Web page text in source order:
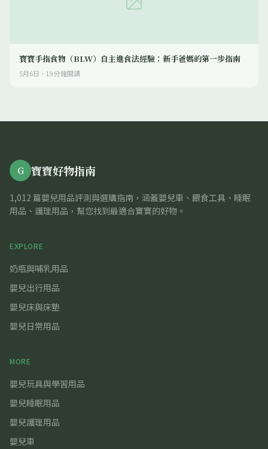
寶寶手指食物（BLW）自主進食法經驗：新手爸媽的第一步指南
5月6日 · 19分鐘閱讀
G 寶寶好物指南
1,012 篇嬰兒用品評測與選購指南，涵蓋嬰兒車、餵食工具、睡眠
用品、護理用品，幫您找到最適合寶寶的好物。
EXPLORE
奶瓶與哺乳用品
嬰兒出行用品
嬰兒床與床墊
嬰兒日常用品
MORE
嬰兒玩具與學習用品
嬰兒睡眠用品
嬰兒護理用品
嬰兒車